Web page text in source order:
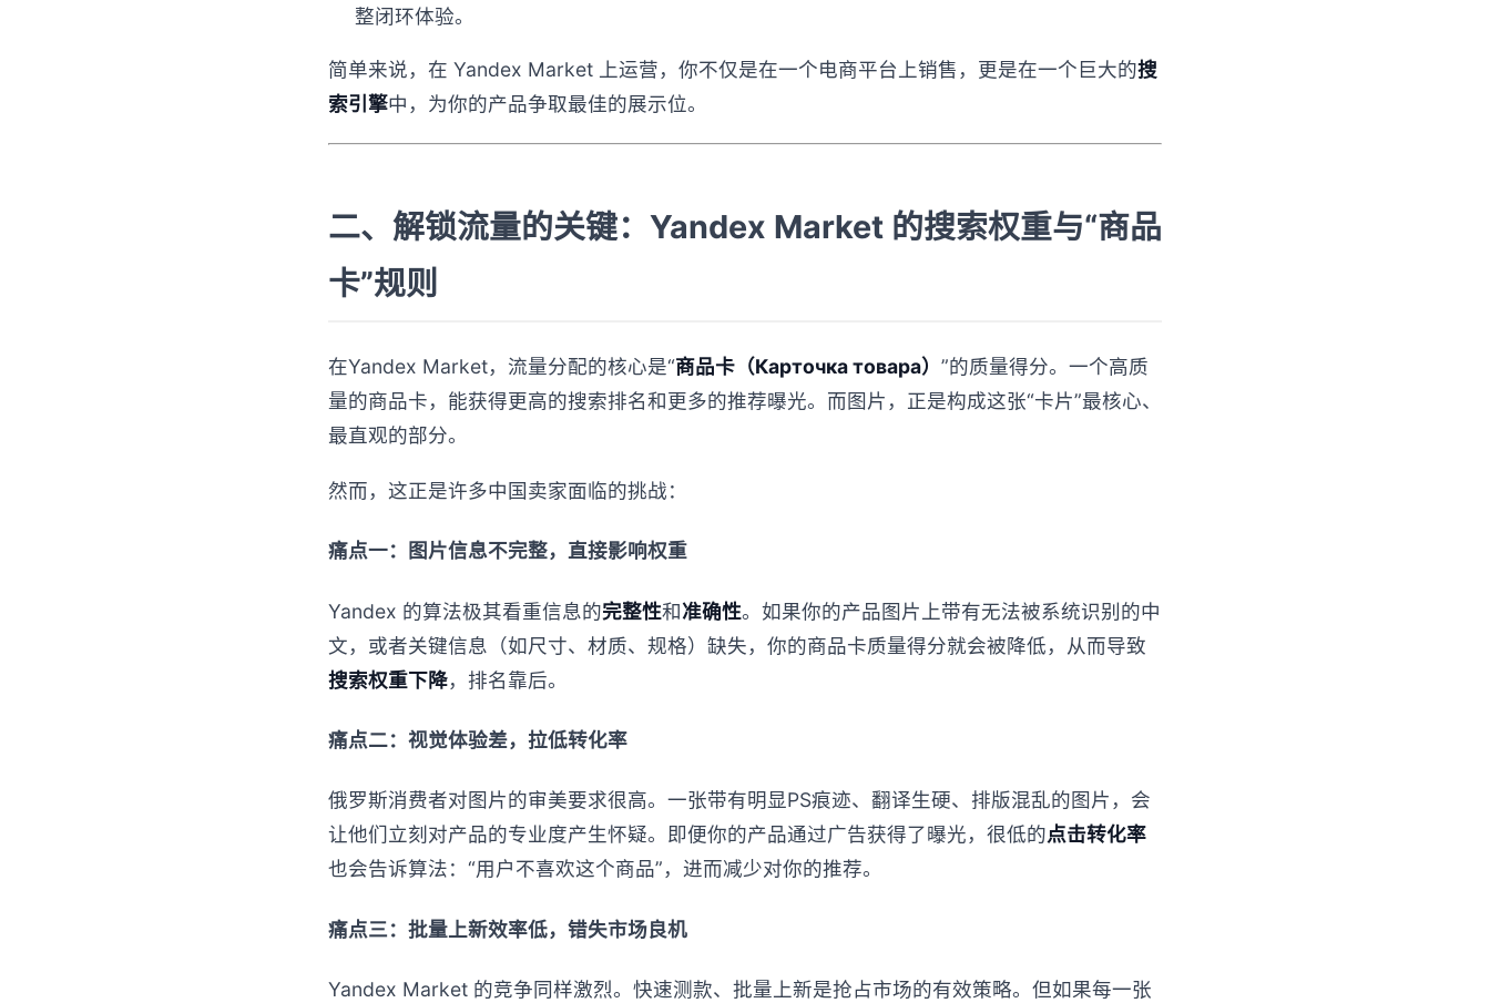
整闭环体验。
简单来说，在 Yandex Market 上运营，你不仅是在一个电商平台上销售，更是在一个巨大的搜
索引擎中，为你的产品争取最佳的展示位。
二、解锁流量的关键：Yandex Market 的搜索权重与“商品
卡”规则
在Yandex Market，流量分配的核心是“商品卡（Карточка товара） ”的质量得分。一个高质
量的商品卡，能获得更高的搜索排名和更多的推荐曝光。而图片，正是构成这张“卡片”最核心、
最直观的部分。
然而，这正是许多中国卖家面临的挑战：
痛点一：图片信息不完整，直接影响权重
Yandex 的算法极其看重信息的完整性和准确性。如果你的产品图片上带有无法被系统识别的中
文，或者关键信息（如尺寸、材质、规格）缺失，你的商品卡质量得分就会被降低，从而导致
搜索权重下降，排名靠后。
痛点二：视觉体验差，拉低转化率
俄罗斯消费者对图片的审美要求很高。一张带有明显PS痕迹、翻译生硬、排版混乱的图片，会
让他们立刻对产品的专业度产生怀疑。即便你的产品通过广告获得了曝光，很低的点击转化率
也会告诉算法：“用户不喜欢这个商品”，进而减少对你的推荐。
痛点三：批量上新效率低，错失市场良机
Yandex Market 的竞争同样激烈。快速测款、批量上新是抢占市场的有效策略。但如果每一张